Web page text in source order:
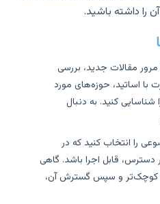
باشید.
جدید، بررسی
حوزه‌های مورد
کنید. به دنبال
کنید که در
قابل اجرا باشد. گاهی
و سپس گسترش آن،